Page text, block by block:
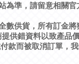
為準，請留意相關
數供貨，所有訂金將
供錯資料以致產品
款而被取消訂單，